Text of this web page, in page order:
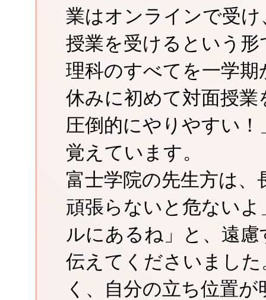
業はオンラインで受
授業を受けるという
理科のすべてを一学
休みに初めて対面授
圧倒的にやりやすい
覚えています。
富士学院の先生方は
頑張らないと危ない
ルにあるね」と、遠
伝えてくださいまし
く、自分の立ち位置